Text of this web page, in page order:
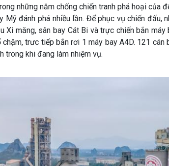
những năm chống chiến tranh phá hoại của
đánh phá nhiều lần. Để phục vụ chiến đấu,
Xi măng, sân bay Cát Bi và trực chiến bắn
trưc tiếp bắn rơi 1 máy bay A4D. 121
trong khi đang làm nhiệm vụ.